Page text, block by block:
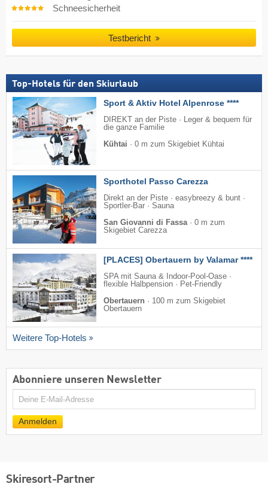
Schneesicherheit
Testbericht
Top-Hotels für den Skiurlaub
Sport & Aktiv Hotel Alpenrose ****
DIREKT an der Piste · Leger & bequem für
die ganze Familie
Kühtai · 0 m zum Skigebiet Kühtai
Sporthotel Passo Carezza
Direkt an der Piste · easybreezy & bunt ·
Sportler-Bar · Sauna
San Giovanni di Fassa · 0 m zum
Skigebiet Carezza
[PLACES] Obertauern by Valamar ****
SPA mit Sauna & Indoor-Pool-Oase ·
flexible Halbpension · Pet-Friendly
Obertauern · 100 m zum Skigebiet
Obertauern
Weitere Top-Hotels
Abonniere unseren Newsletter
E-
Anmelden
Skiresort-Partner